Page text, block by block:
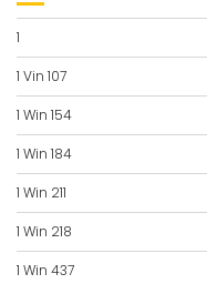
1
1 Vin 107
1 Win 154
1 Win 184
1 Win 211
1 Win 218
1 Win 437